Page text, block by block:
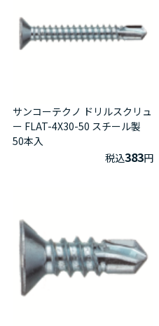
サンコーテクノ ドリルスクリュ
ー FLAT-4X30-50 スチール製
50本入
税込383円